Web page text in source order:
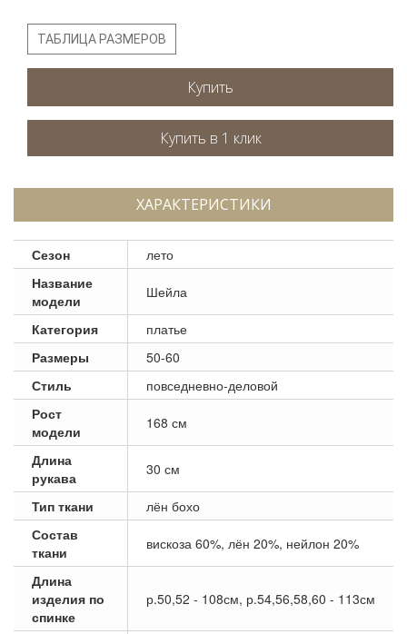
ТАБЛИЦА РАЗМЕРОВ
Купить
ХАРАКТЕРИСТИКИ
Сезон
лето
Название
модели
Шейла
Категория
платье
Размеры
50-60
Стиль
повседневно-деловой
Рост
модели
168 см
Длина
рукава
30 см
Тип ткани
лён бохо
Состав
ткани
вискоза 60%, лён 20%, нейлон 20%
Длина
изделия по
спинке
р.50,52 - 108см, р.54,56,58,60 - 113см